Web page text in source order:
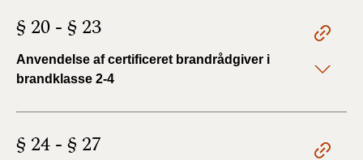
§ 20 - § 23
Anvendelse af certificeret brandrådgiver i
brandklasse 2-4
§ 24 - § 27